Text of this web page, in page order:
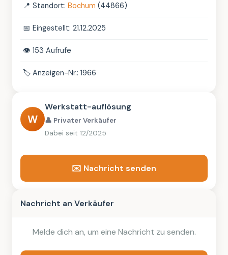
📍 Standort: Bochum (44866)
📅 Eingestellt: 21.12.2025
👁️ 153 Aufrufe
🏷️ Anzeigen-Nr.: 1966
W
Werkstatt-auflösung
👤 Privater Verkäufer
Dabei seit 12/2025
✉️ Nachricht senden
Nachricht an Verkäufer
Melde dich an, um eine Nachricht zu senden.